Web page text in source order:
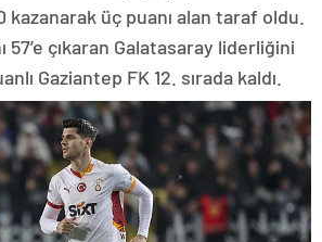
0 kazanarak üç puanı alan taraf oldu.
57’e çıkaran Galatasaray liderliğini
Gaziantep FK 12. sırada kaldı.